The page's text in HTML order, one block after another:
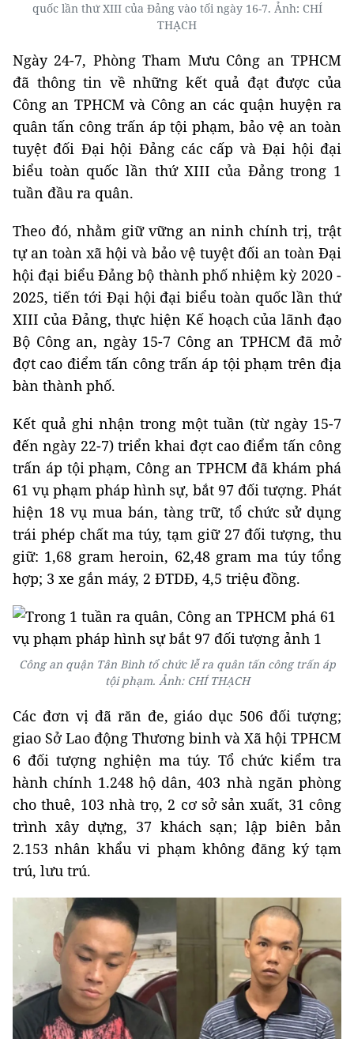
quốc lần thứ XIII của Đảng vào tối ngày 16-7. Ảnh: CHÍ
THẠCH
Ngày 24-7, Phòng Tham Mưu Công an TPHCM
đã thông tin về những kết quả đạt được của
Công an TPHCM và Công an các quận huyện ra
quân tấn công trấn áp tội phạm, bảo vệ an toàn
tuyệt đối Đại hội Đảng các cấp và Đại hội đại
biểu toàn quốc lần thứ XIII của Đảng trong 1
tuần đầu ra quân.
Theo đó, nhằm giữ vững an ninh chính trị, trật
tự an toàn xã hội và bảo vệ tuyệt đối an toàn Đại
hội đại biểu Đảng bộ thành phố nhiệm kỳ 2020 -
2025, tiến tới Đại hội đại biểu toàn quốc lần thứ
XIII của Đảng, thực hiện Kế hoạch của lãnh đạo
Bộ Công an, ngày 15-7 Công an TPHCM đã mở
đợt cao điểm tấn công trấn áp tội phạm trên địa
bàn thành phố.
Kết quả ghi nhận trong một tuần (từ ngày 15-7
đến ngày 22-7) triển khai đợt cao điểm tấn công
trấn áp tội phạm, Công an TPHCM đã khám phá
61 vụ phạm pháp hình sự, bắt 97 đối tượng. Phát
hiện 18 vụ mua bán, tàng trữ, tổ chức sử dụng
trái phép chất ma túy, tạm giữ 27 đối tượng, thu
giữ: 1,68 gram heroin, 62,48 gram ma túy tổng
hợp; 3 xe gắn máy, 2 ĐTDĐ, 4,5 triệu đồng.
Công an quận Tân Bình tổ chức lễ ra quân tấn công trấn áp
tội phạm. Ảnh: CHÍ THẠCH
Các đơn vị đã răn đe, giáo dục 506 đối tượng;
giao Sở Lao động Thương binh và Xã hội TPHCM
6 đối tượng nghiện ma túy. Tổ chức kiểm tra
hành chính 1.248 hộ dân, 403 nhà ngăn phòng
cho thuê, 103 nhà trọ, 2 cơ sở sản xuất, 31 công
trình xây dựng, 37 khách sạn; lập biên bản
2.153 nhân khẩu vi phạm không đăng ký tạm
trú, lưu trú.